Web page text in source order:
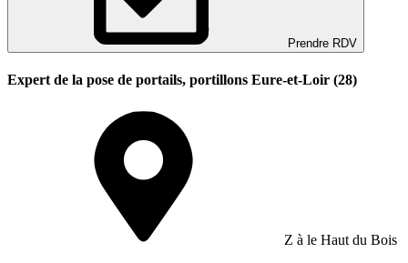
Prendre RDV
Expert de la pose de portails, portillons Eure-et-Loir (28)
Z à le Haut du Bois